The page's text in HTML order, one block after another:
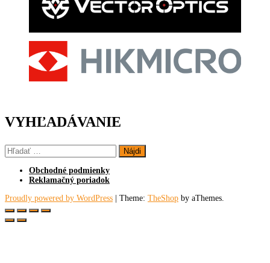
VYHĽADÁVANIE
Hľadať:
Obchodné podmienky
Reklamačný poriadok
Proudly powered by WordPress | Theme: TheShop by aThemes.